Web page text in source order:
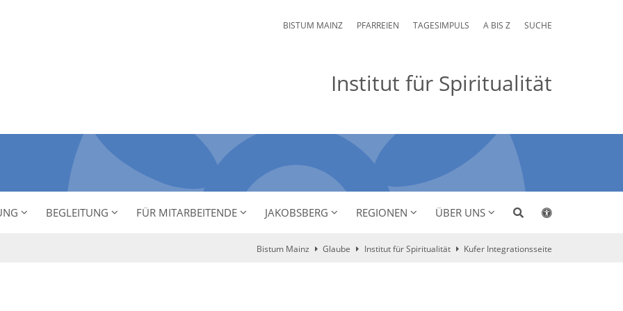
BISTUM MAINZ PFARREIEN TAGESIMPULS A BIS Z SUCHE
Institut für Spiritualität
BEGLEITUNG FÜR MITARBEITENDE JAKOBSBERG REGIONEN ÜBER UNS
Bistum Mainz Glaube Institut für Spiritualität Kufer Integrationsseite